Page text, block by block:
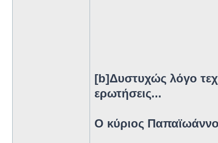
[b]Δυστυχώς λόγο
ερωτήσεις...
Ο κύριος